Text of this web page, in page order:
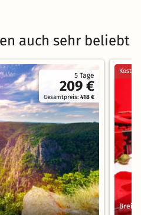
auch sehr beliebt
5 Tage
209 €
Gesamtpreis:418 €